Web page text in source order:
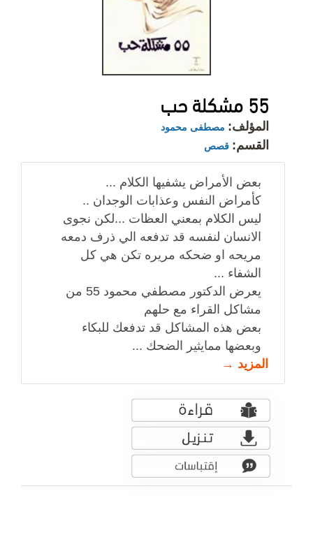
55 مشكلة حب
المؤلف: مصطفى محمود
القسم: قصص
بعض الأمراض يشفيها الكلام ...
كأمراض النفس وعذابات الوجدان ..
ليس الكلام بمعني العظات ...لكن نجوى
الانسان لنفسه قد تدفعه الي ذرف دمعه
مريحه او ضحكه مريره تكن هي كل
الشفاء ...
يعرض الدكتور مصطفي محمود 55 من
مشاكل القراء مع حلهم
بعض هذه المشاكل قد تدفعك للبكاء
وبعضها ممايثير الضحك ...
المزيد →